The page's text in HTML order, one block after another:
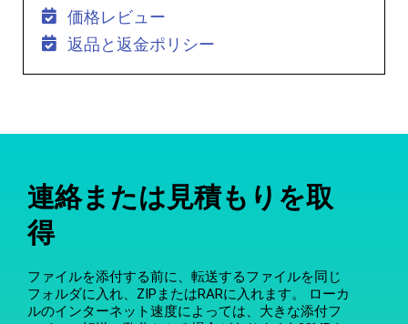
価格レビュー
返品と返金ポリシー
連絡または見積もりを取
得
ファイルを添付する前に、転送するファイルを同じ
フォルダに入れ、ZIPまたはRARに入れます。 ローカ
ルのインターネット速度によっては、大きな添付フ